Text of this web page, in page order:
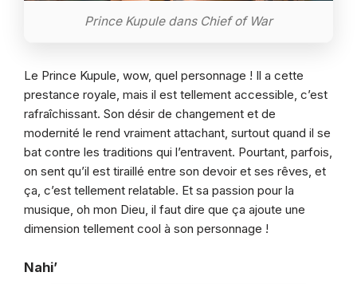
Prince Kupule dans Chief of War
Le Prince Kupule, wow, quel personnage ! Il a cette
prestance royale, mais il est tellement accessible, c’est
rafraîchissant. Son désir de changement et de
modernité le rend vraiment attachant, surtout quand il se
bat contre les traditions qui l’entravent. Pourtant, parfois,
on sent qu’il est tiraillé entre son devoir et ses rêves, et
ça, c’est tellement relatable. Et sa passion pour la
musique, oh mon Dieu, il faut dire que ça ajoute une
dimension tellement cool à son personnage !
Nahi’